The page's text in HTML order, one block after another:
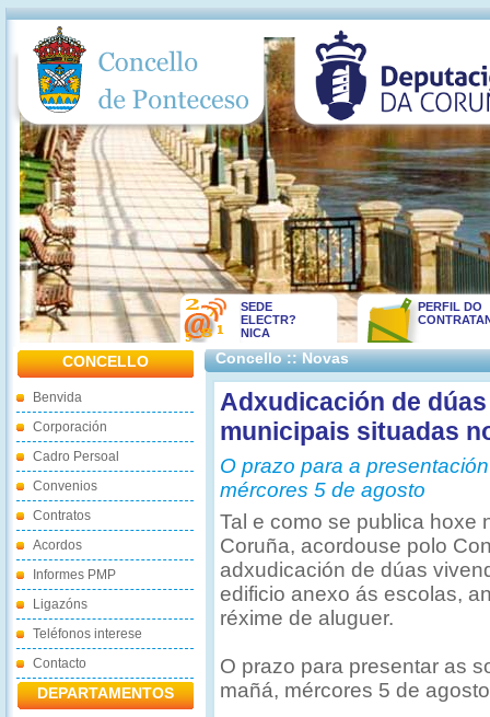
SEDE
ELECTR?
NICA
PERFIL DO
CONCELLO
Benvida
Corporación
Cadro Persoal
Convenios
Contratos
Acordos
Informes PMP
Ligazóns
Teléfonos interese
Contacto
DEPARTAMENTOS
Concello :: Novas
Adxudicación de
municipais situadas
O prazo para a
mércores 5 de agosto
Tal e como se publica hoxe
Coruña, acordouse polo
adxudicación de dúas
edificio anexo ás escolas,
réxime de aluguer.
O prazo para presentar as
mañá, mércores 5 de